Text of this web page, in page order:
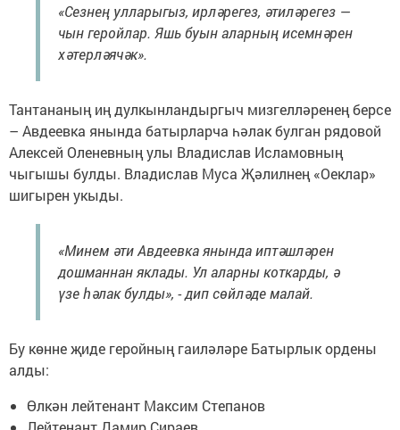
«Сезнең улларыгыз, ирләрегез, әтиләрегез —
чын геройлар. Яшь буын аларның исемнәрен
хәтерләячәк».
Тантананың иң дулкынландыргыч мизгелләренең берсе
– Авдеевка янында батырларча һәлак булган рядовой
Алексей Оленевның улы Владислав Исламовның
чыгышы булды. Владислав Муса Җәлилнең «Оеклар»
шигырен укыды.
«Минем әти Авдеевка янында иптәшләрен
дошманнан яклады. Ул аларны коткарды, ә
үзе һәлак булды», - дип сөйләде малай.
Бу көнне җиде геройның гаиләләре Батырлык ордены
алды:
Өлкән лейтенант Максим Степанов